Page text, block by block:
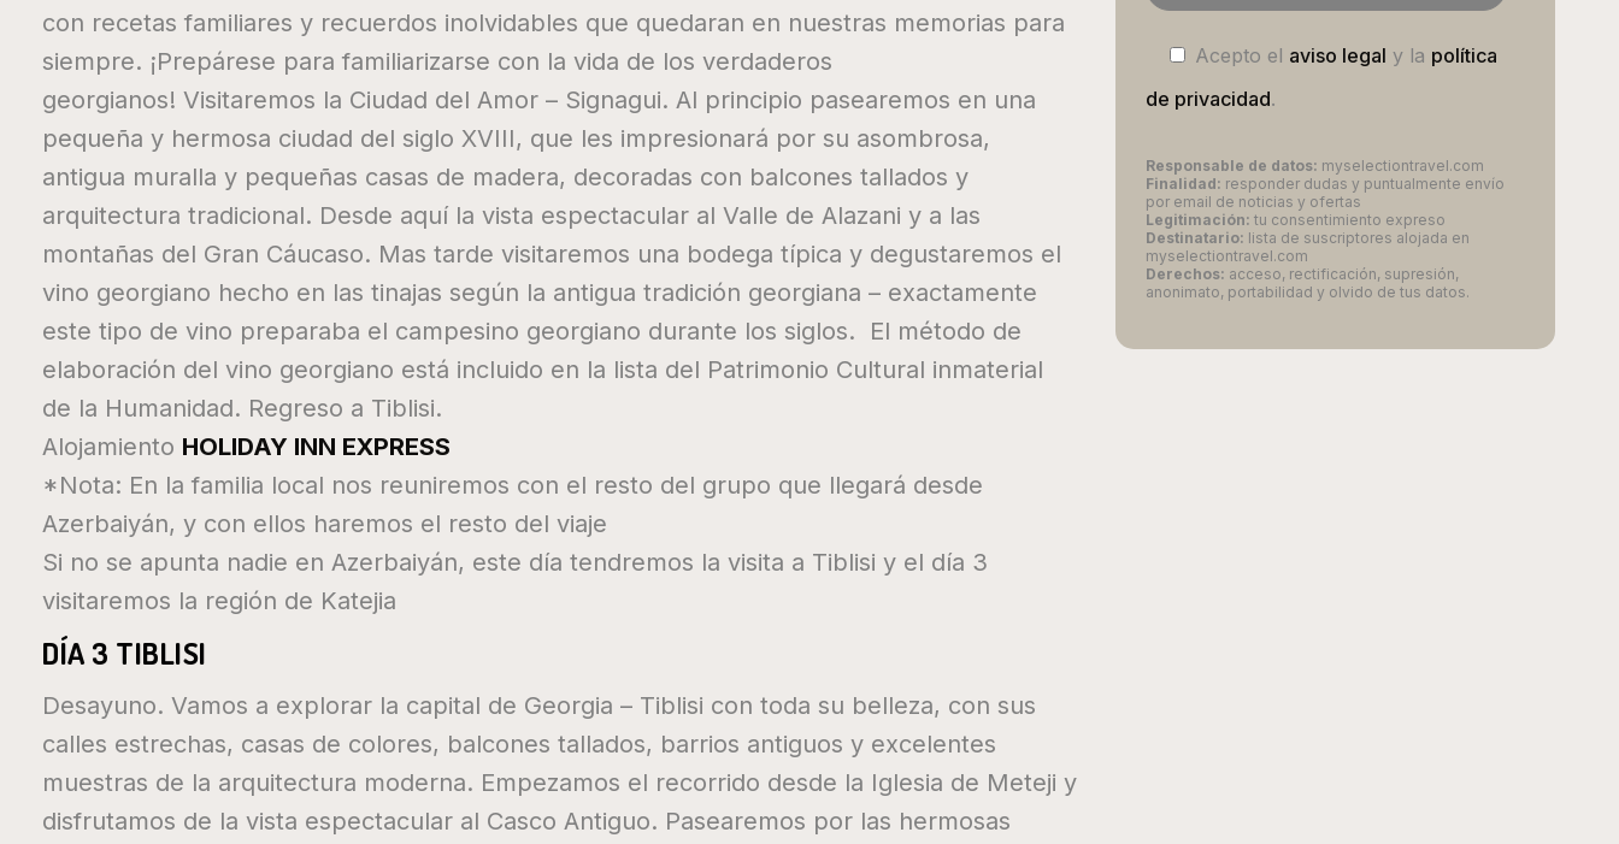
con recetas familiares y recuerdos inolvidables que quedaran en nuestras memorias para
siempre. ¡Prepárese para familiarizarse con la vida de los verdaderos
georgianos! Visitaremos la Ciudad del Amor – Signagui. Al principio pasearemos en una
pequeña y hermosa ciudad del siglo XVIII, que les impresionará por su asombrosa,
antigua muralla y pequeñas casas de madera, decoradas con balcones tallados y
arquitectura tradicional. Desde aquí la vista espectacular al Valle de Alazani y a las
montañas del Gran Cáucaso. Mas tarde visitaremos una bodega típica y degustaremos el
vino georgiano hecho en las tinajas según la antigua tradición georgiana – exactamente
este tipo de vino preparaba el campesino georgiano durante los siglos. El método de
elaboración del vino georgiano está incluido en la lista del Patrimonio Cultural inmaterial
de la Humanidad. Regreso a Tiblisi.
Alojamiento HOLIDAY INN EXPRESS
*Nota: En la familia local nos reuniremos con el resto del grupo que llegará desde
Azerbaiyán, y con ellos haremos el resto del viaje
Si no se apunta nadie en Azerbaiyán, este día tendremos la visita a Tiblisi y el día 3
visitaremos la región de Katejia
DÍA 3 TIBLISI
Desayuno. Vamos a explorar la capital de Georgia – Tiblisi con toda su belleza, con sus
calles estrechas, casas de colores, balcones tallados, barrios antiguos y excelentes
muestras de la arquitectura moderna. Empezamos el recorrido desde la Iglesia de Meteji y
disfrutamos de la vista espectacular al Casco Antiguo. Pasearemos por las hermosas
Acepto el aviso legal y la política
de privacidad.
Responsable de datos: myselectiontravel.com
Finalidad: responder dudas y puntualmente envío
por email de noticias y ofertas
Legitimación: tu consentimiento expreso
Destinatario: lista de suscriptores alojada en
myselectiontravel.com
Derechos: acceso, rectificación, supresión,
anonimato, portabilidad y olvido de tus datos.